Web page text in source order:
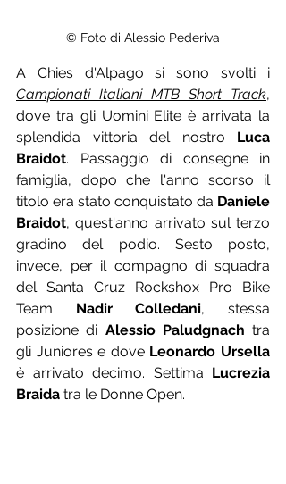
© Foto di Alessio Pederiva
Campionati Italiani MTB Short Track,
dove tra gli Uomini Elite è arrivata la
splendida vittoria del nostro Luca
Braidot. Passaggio di consegne in
famiglia, dopo che l'anno scorso il
titolo era stato conquistato da Daniele
Braidot, quest'anno arrivato sul terzo
gradino del podio. Sesto posto,
invece, per il compagno di squadra
del Santa Cruz Rockshox Pro Bike
Team Nadir Colledani, stessa
posizione di Alessio Paludgnach tra
gli Juniores e dove Leonardo Ursella
è arrivato decimo. Settima Lucrezia
Braida tra le Donne Open.